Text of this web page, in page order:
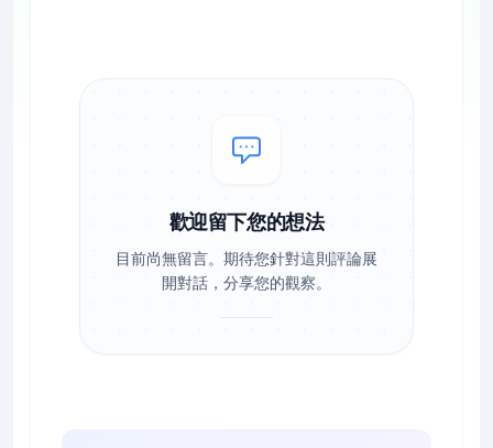
歡迎留下您的想法
目前尚無留言。期待您針對這則評論展
開對話，分享您的觀察。